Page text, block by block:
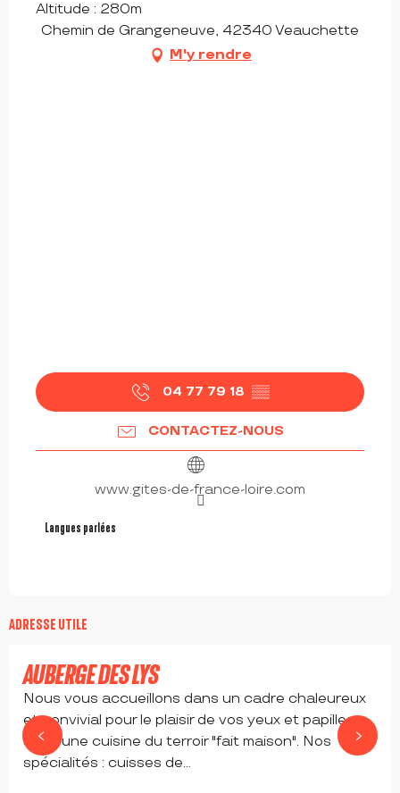
Altitude : 280m
Chemin de Grangeneuve, 42340 Veauchette
M'y rendre
04 77 79 18 ▒▒
CONTACTEZ-NOUS
www.gites-de-france-loire.com
Langues parlées
Langues parlées
ADRESSE UTILE
23,9€
AUBERGE DES LYS
Nous vous accueillons dans un cadre chaleureux
et convivial pour le plaisir de vos yeux et papilles
avec une cuisine du terroir "fait maison". Nos
spécialités : cuisses de...